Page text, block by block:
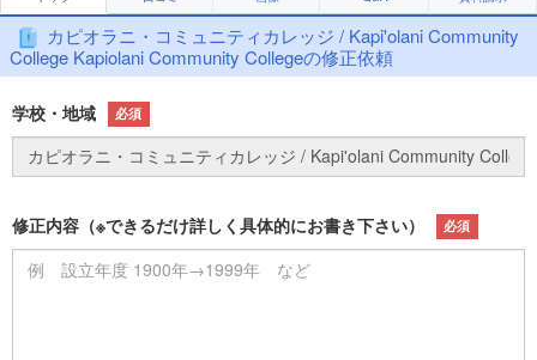
カピオラニ・コミュニティカレッジ / Kapi'olani Community
College Kapiolani Community Collegeの修正依頼
学校・地域 必須
修正内容（※できるだけ詳しく具体的にお書き下さい） 必須